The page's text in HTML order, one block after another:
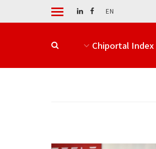
EN
Chiportal Index